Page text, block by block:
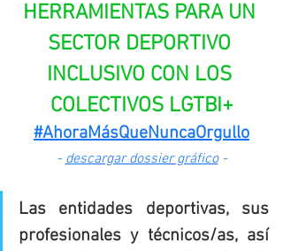
HERRAMIENTAS PARA UN
SECTOR DEPORTIVO
INCLUSIVO CON LOS
COLECTIVOS LGTBI+
#AhoraMásQueNuncaOrgullo
- descargar dossier gráfico -
Las entidades deportivas, sus
profesionales y técnicos/as, así